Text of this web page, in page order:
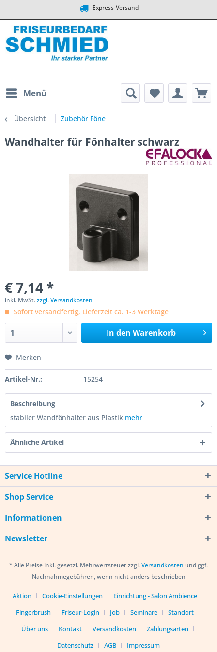
Express-Versand
Menü
Übersicht Zubehör Föne
Wandhalter für Fönhalter schwarz
€ 7,14 *
inkl. MwSt.zzgl. Versandkosten
Sofort versandfertig, Lieferzeit ca. 1-3 Werktage
In den Warenkorb
Merken
Artikel-Nr.: 15254
Beschreibung
stabiler Wandfönhalter aus Plastik mehr
Ähnliche Artikel
Service Hotline
Shop Service
Informationen
Newsletter
* Alle Preise inkl. gesetzl. Mehrwertsteuer zzgl.Versandkosten und ggf.
Nachnahmegebühren, wenn nicht anders beschrieben
Aktion Cookie-Einstellungen
Einrichtung - Salon Ambience
Fingerbrush
Friseur-Login Job Seminare
Standort
Über uns
Kontakt Versandkosten
Zahlungsarten
Datenschutz
AGB Impressum